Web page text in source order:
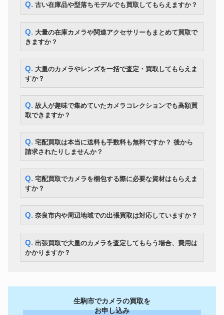
Q. 古い在庫品や型落ちモデルでも買取してもらえますか？
Q. 大量の在庫カメラや関連アクセサリーもまとめて買取で
きますか？
Q. 大量のカメラやレンズを一括で査定・買取してもらえま
すか？
Q. 故人が趣味で集めていたカメラコレクションでも高額買
取できますか？
Q. 宅配買取は本当に送料も手数料も無料ですか？ 後から
請求されたりしませんか？
Q. 宅配買取でカメラを梱包する際に必要な資材はもらえま
すか？
Q. 奈良市内や周辺地域での出張買取は対応していますか？
Q. 出張買取で大量のカメラを査定してもらう場合、費用は
かかりますか？
生駒市でカメラの買取を
お申し込み